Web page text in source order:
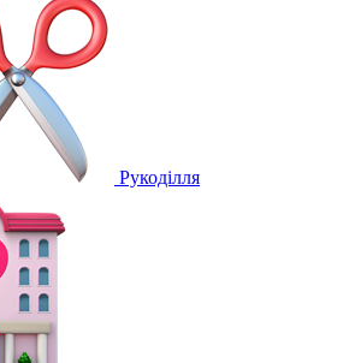
Рукоділля